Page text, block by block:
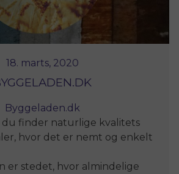
18. marts, 2020
Byggeladen.dk
du finder naturlige kvalitets
hvor det er nemt og enkelt
er stedet, hvor almindelige